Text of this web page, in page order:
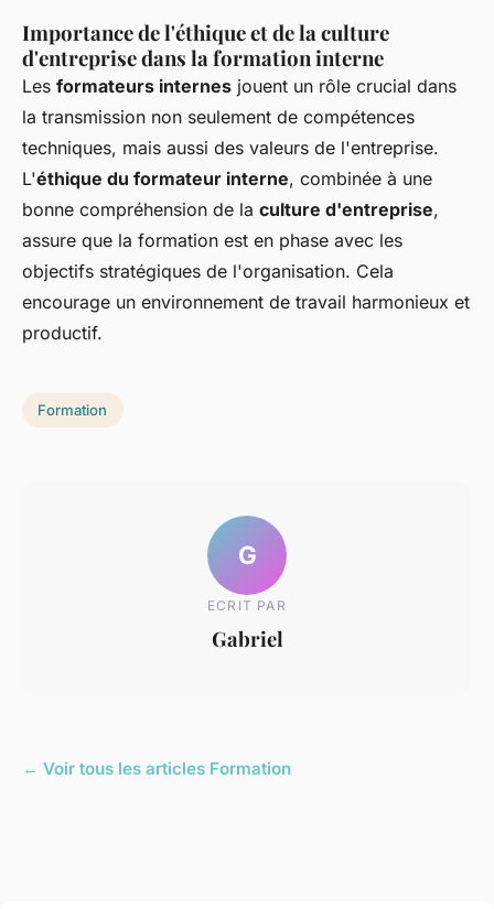
Importance de l'éthique et de la culture
d'entreprise dans la formation interne
Les formateurs internes jouent un rôle crucial dans
la transmission non seulement de compétences
techniques, mais aussi des valeurs de l'entreprise.
L'éthique du formateur interne, combinée à une
bonne compréhension de la culture d'entreprise,
assure que la formation est en phase avec les
objectifs stratégiques de l'organisation. Cela
encourage un environnement de travail harmonieux et
productif.
Formation
G
ECRIT PAR
Gabriel
← Voir tous les articles Formation